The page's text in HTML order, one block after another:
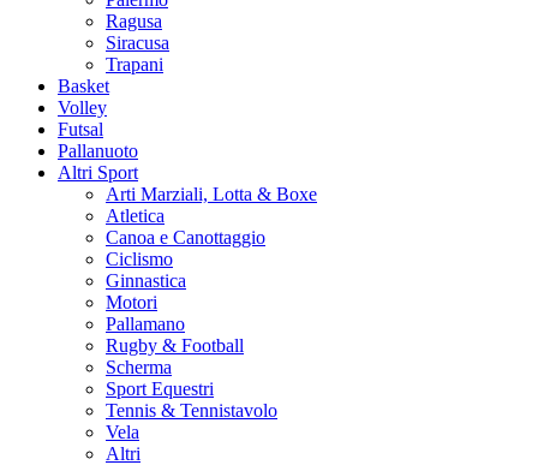
Ragusa
Siracusa
Trapani
Basket
Volley
Futsal
Pallanuoto
Altri Sport
Arti Marziali, Lotta & Boxe
Atletica
Canoa e Canottaggio
Ciclismo
Ginnastica
Motori
Pallamano
Rugby & Football
Scherma
Sport Equestri
Tennis & Tennistavolo
Vela
Altri